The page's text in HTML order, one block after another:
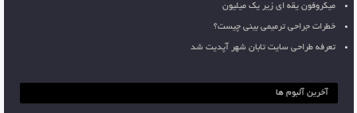
میکروفون یقه ای زیر یک میلیون
خطرات جراحی ترمیمی بینی چیست؟
تعرفه طراحی سایت تابان شهر آپدیت شد
آخرین آلبوم ها